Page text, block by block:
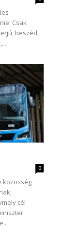
Csak
beszéd,
0
közösség
cél